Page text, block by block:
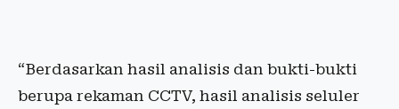
“Berdasarkan hasil analisis dan bukti-bukti
berupa rekaman CCTV, hasil analisis seluler